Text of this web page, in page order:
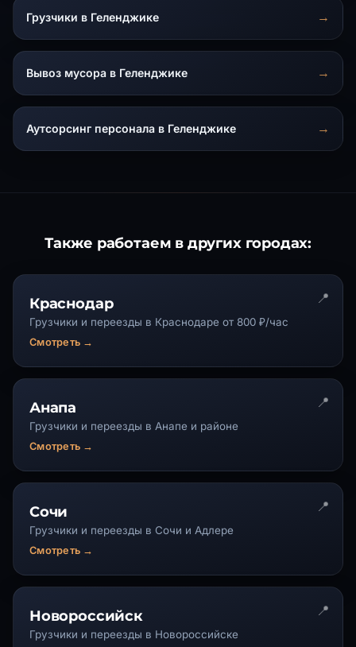
Грузчики в Геленджике
Вывоз мусора в Геленджике
Аутсорсинг персонала в Геленджике
Также работаем в других городах:
Краснодар
Грузчики и переезды в Краснодаре от 800 ₽/час
Смотреть →
Анапа
Грузчики и переезды в Анапе и районе
Смотреть →
Сочи
Грузчики и переезды в Сочи и Адлере
Смотреть →
Новороссийск
Грузчики и переезды в Новороссийске